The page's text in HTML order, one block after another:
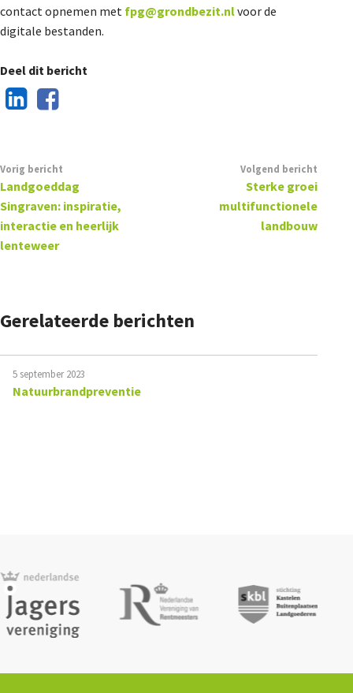
contact opnemen met fpg@grondbezit.nlvoor de
digitale bestanden.
Deel dit bericht
Vorig bericht
Landgoeddag
Singraven: inspiratie,
interactie en heerlijk
lenteweer
Volgend bericht
Sterke groei
multifunctionele
landbouw
Gerelateerde berichten
5 september 2023
Natuurbrandpreventie